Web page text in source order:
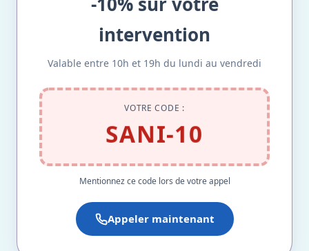
intervention
Valable entre 10h et 19h du lundi au vendredi
VOTRE CODE :
SANI-10
Mentionnez ce code lors de votre appel
Appeler maintenant